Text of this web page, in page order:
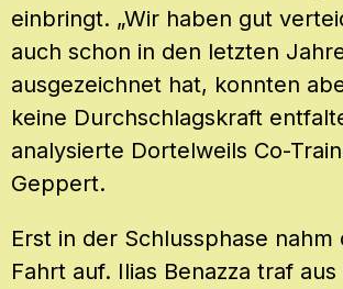
einbringt. „Wir haben gut
auch schon in den letzten
ausgezeichnet hat, konnten
keine Durchschlagskraft
analysierte Dortelweils Co-
Geppert.
Erst in der Schlussphase nahm
Fahrt auf. Ilias Benazza traf